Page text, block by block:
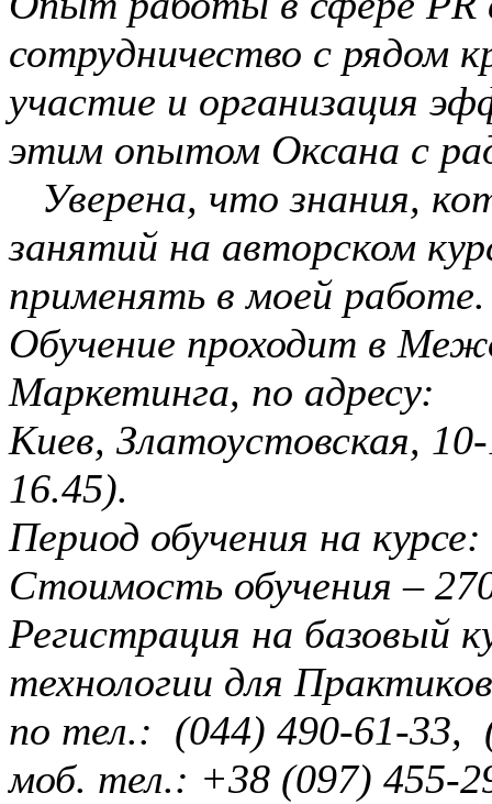
сотрудничество с рядом
участие и организация
этим опытом Оксана с
Уверена, что знания,
занятий на авторском
применять в моей
Обучение проходит в
Маркетинга, по адресу:
Киев, Златоустовская,
16.45).
Период обучения на
Стоимость обучения –
Регистрация на базовый
технологии для
по тел.: (044) 490-61-33,
моб. тел.: +38 (097) 455-